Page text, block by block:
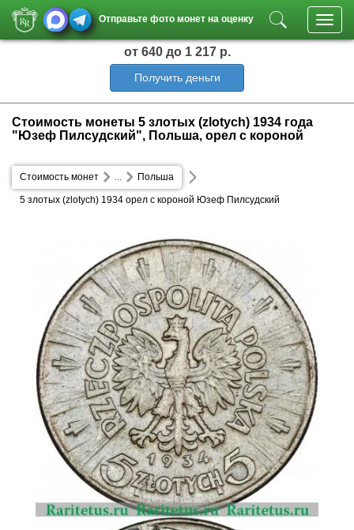
Отправьте фото монет на оценку
от 640 до 1 217 р.
Получить деньги
Стоимость монеты 5 злотых (zlotych) 1934 года
"Юзеф Пилсудский", Польша, орел с короной
Стоимость монет Польша
...
5 злотых (zlotych) 1934 орел с короной Юзеф Пилсудский